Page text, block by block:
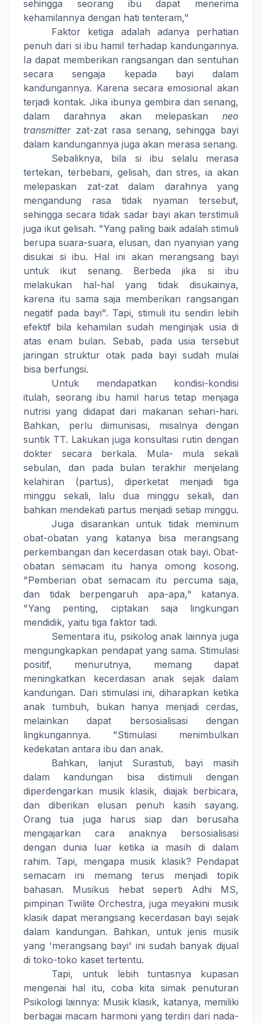
sehingga seorang ibu dapat menerima
kehamilannya dengan hati tenteram,"
Faktor ketiga adalah adanya perhatian
penuh dari si ibu hamil terhadap kandungannya.
Ia dapat memberikan rangsangan dan sentuhan
secara sengaja kepada bayi dalam
kandungannya. Karena secara emosional akan
terjadi kontak. Jika ibunya gembira dan senang,
dalam darahnya akan melepaskan neo
transmitter zat-zat rasa senang, sehingga bayi
dalam kandungannya juga akan merasa senang.
Sebaliknya, bila si ibu selalu merasa
tertekan, terbebani, gelisah, dan stres, ia akan
melepaskan zat-zat dalam darahnya yang
mengandung rasa tidak nyaman tersebut,
sehingga secara tidak sadar bayi akan terstimuli
juga ikut gelisah. "Yang paling baik adalah stimuli
berupa suara-suara, elusan, dan nyanyian yang
disukai si ibu. Hal ini akan merangsang bayi
untuk ikut senang. Berbeda jika si ibu
melakukan hal-hal yang tidak disukainya,
karena itu sama saja memberikan rangsangan
negatif pada bayi". Tapi, stimuli itu sendiri lebih
efektif bila kehamilan sudah menginjak usia di
atas enam bulan. Sebab, pada usia tersebut
jaringan struktur otak pada bayi sudah mulai
bisa berfungsi.
Untuk mendapatkan kondisi-kondisi
itulah, seorang ibu hamil harus tetap menjaga
nutrisi yang didapat dari makanan sehari-hari.
Bahkan, perlu diimunisasi, misalnya dengan
suntik TT. Lakukan juga konsultasi rutin dengan
dokter secara berkala. Mula- mula sekali
sebulan, dan pada bulan terakhir menjelang
kelahiran (partus), diperketat menjadi tiga
minggu sekali, lalu dua minggu sekali, dan
bahkan mendekati partus menjadi setiap minggu.
Juga disarankan untuk tidak meminum
obat-obatan yang katanya bisa merangsang
perkembangan dan kecerdasan otak bayi. Obat-
obatan semacam itu hanya omong kosong.
"Pemberian obat semacam itu percuma saja,
dan tidak berpengaruh apa-apa," katanya.
"Yang penting, ciptakan saja lingkungan
mendidik, yaitu tiga faktor tadi.
Sementara itu, psikolog anak lainnya juga
mengungkapkan pendapat yang sama. Stimulasi
positif, menurutnya, memang dapat
meningkatkan kecerdasan anak sejak dalam
kandungan. Dari stimulasi ini, diharapkan ketika
anak tumbuh, bukan hanya menjadi cerdas,
melainkan dapat bersosialisasi dengan
lingkungannya. "Stimulasi menimbulkan
kedekatan antara ibu dan anak.
Bahkan, lanjut Surastuti, bayi masih
dalam kandungan bisa distimuli dengan
diperdengarkan musik klasik, diajak berbicara,
dan diberikan elusan penuh kasih sayang.
Orang tua juga harus siap dan berusaha
mengajarkan cara anaknya bersosialisasi
dengan dunia luar ketika ia masih di dalam
rahim. Tapi, mengapa musik klasik? Pendapat
semacam ini memang terus menjadi topik
bahasan. Musikus hebat seperti Adhi MS,
pimpinan Twilite Orchestra, juga meyakini musik
klasik dapat merangsang kecerdasan bayi sejak
dalam kandungan. Bahkan, untuk jenis musik
yang 'merangsang bayi' ini sudah banyak dijual
di toko-toko kaset tertentu.
Tapi, untuk lebih tuntasnya kupasan
mengenai hal itu, coba kita simak penuturan
Psikologi lainnya: Musik klasik, katanya, memiliki
berbagai macam harmoni yang terdiri dari nada-